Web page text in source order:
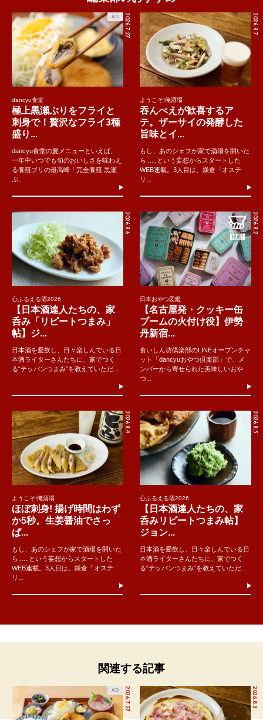
2026.7.27
AD
dancyu食堂
極上黒瀬ぶりをフライと
刺身で！贅沢なフライ3種
盛り...
dancyu食堂の夏メニューといえば、
一年中いつでも旬のおいしさを味わえ
る養殖ブリの最高峰「完全養殖 黒瀬
ぶ..
2026.8.7
ようこそ!俺酒場
吞んべえが歓喜するア
テ。ザーサイの発酵した
旨味とイ...
もし、あのシェフが家で酒場を開いた
ら......という妄想からスタートした
WEB連載。3人目は、鎌倉「オステ
リ...
2026.8.6
心ふるえる酒2026
【日本酒達人たちの、家
呑み「リピートつまみ」
帖】ジ...
日本酒を愛飲し、日々楽しんでいる日
本酒ライターさんたちに、家でつく
る“テッパンつまみ”を教えていただ...
2026.8.2
日本おやつ図鑑
【名古屋発・クッキー缶
ブームの火付け役】伊勢
丹新宿...
食いしん坊倶楽部のLINEオープンチャ
ット「dancyuおやつ倶楽部」で、メ
ンバーから寄せられた美味しいおや
つ...
2026.8.4
ようこそ!俺酒場
ほぼ刺身! 揚げ時間はわず
か5秒。生姜醤油でさっ
ぱ...
もし、あのシェフが家で酒場を開いた
ら......という妄想からスタートした
WEB連載。3人目は、鎌倉「オステ
リ...
2026.8.5
心ふるえる酒2026
【日本酒達人たちの、家
呑みリピートつまみ帖】
ジョン...
日本酒を愛飲し、日々楽しんでいる日
本酒ライターさんたちに、家でつく
る“テッパンつまみ”を教えていただ...
関連する記事
2026.7.27
AD 2026.8.8